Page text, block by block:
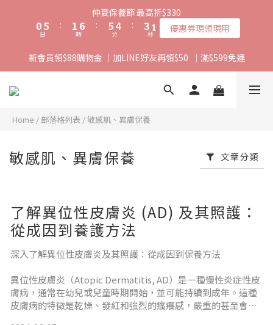
仲夏保養節 最高折$330
05
4
3
2
日
:
1
0
6
5
4
3
時
:
6
5
4
3
2
5
4
3
2
1
分
:
4
3
2
1
0
2
1
0
秒 優惠券現領現用
新會員領$88購物金 ｜加LINE好友再領$50  ｜滿$599免運
Home / 部落格列表 /敏感肌、異膚保養
敏感肌、異膚保養 文章分類
了解異位性皮膚炎 (AD) 及其照護：
從成因到養護方法
深入了解異位性皮膚炎及其照護：從成因到保養方法
異位性皮膚炎（Atopic Dermatitis, AD）是一種慢性炎症性皮
膚病，通常在幼兒或兒童時期開始，並可能持續到成年。這種
皮膚病的特徵是乾燥、發紅和強烈的瘙癢感，嚴重的甚至會伴